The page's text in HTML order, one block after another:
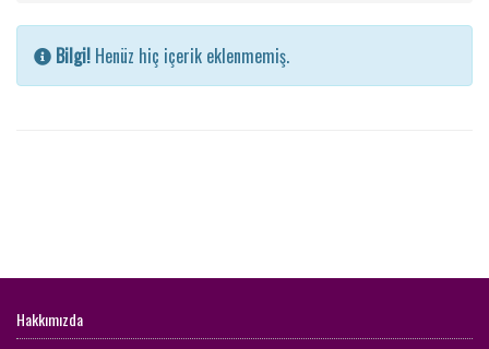
Bilgi! Henüz hiç içerik eklenmemiş.
Hakkımızda